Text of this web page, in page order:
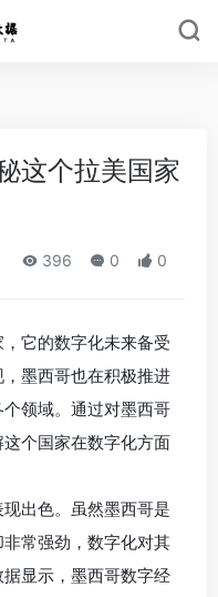
这个拉美国家
396 0 0
它的数字化未来备受
墨西哥也在积极推进
领域。通过对墨西哥
个国家在数字化方面
出色。虽然墨西哥是
常强劲，数字化对其
显示，墨西哥数字经